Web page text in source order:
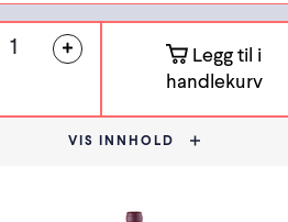
handlekurv
VIS INNHOLD